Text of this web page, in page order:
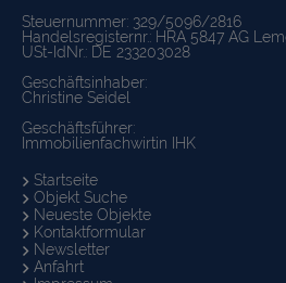
Steuernummer: 329/5096/2816
Handelsregisternr.: HRA 5847 AG
USt-IdNr.: DE 233203028
Geschäftsinhaber:
Christine Seidel
Geschäftsführer:
Immobilienfachwirtin IHK
Startseite
Objekt Suche
Neueste Objekte
Kontaktformular
Newsletter
Anfahrt